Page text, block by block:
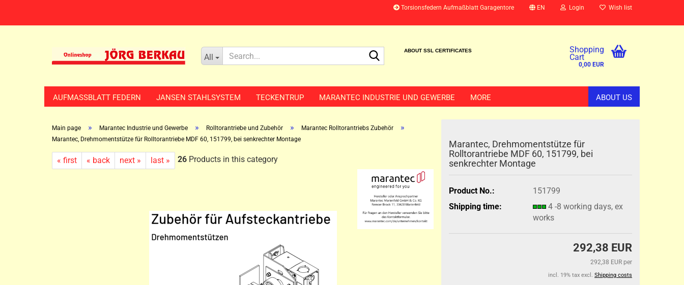
Torsionsfedern Aufmaßblatt Garagentore EN Login Wish list
All
Search...ABOUT SSL CERTIFICATES Shopping
Cart
0,00 EUR
AUFMASSBLATT FEDERN JANSEN STAHLSYSTEM TECKENTRUP MARANTEC INDUSTRIE UND GEWERBE ABOUT US
MORE
Main page » Marantec Industrie und Gewerbe » Rolltorantriebe und Zubehör » Marantec Rolltorantriebs Zubehör »
Marantec, Drehmomentstütze für Rolltorantriebe MDF 60, 151799, bei senkrechter Montage
« first « back next » last » 26 Products in this category
Marantec, Drehmomentstütze für
Rolltorantriebe MDF 60, 151799, bei
senkrechter Montage
Product No.:
151799
Shipping time:
4 -8 working days, ex
works
292,38 EUR
292,38 EUR per
incl. 19% tax excl. Shipping costs